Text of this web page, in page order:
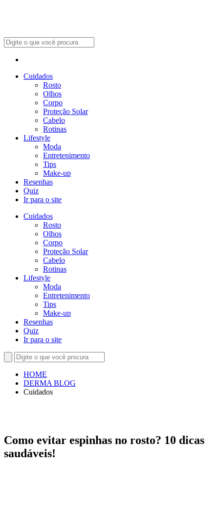
Cuidados
Rosto
Olhos
Corpo
Proteção Solar
Cabelo
Rotinas
Lifestyle
Moda
Entretenimento
Tips
Make-up
Resenhas
Quiz
Ir para o site
Cuidados
Rosto
Olhos
Corpo
Proteção Solar
Cabelo
Rotinas
Lifestyle
Moda
Entretenimento
Tips
Make-up
Resenhas
Quiz
Ir para o site
HOME
DERMA BLOG
Cuidados
Como evitar espinhas no rosto? 10 dicas
saudáveis!